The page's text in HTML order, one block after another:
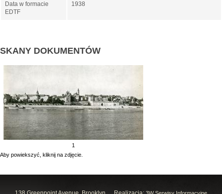
Data w formacie
EDTF
1938
SKANY DOKUMENTÓW
1
Aby powiekszyć, kliknij na zdjęcie.
3W Serwisy Informacyjne